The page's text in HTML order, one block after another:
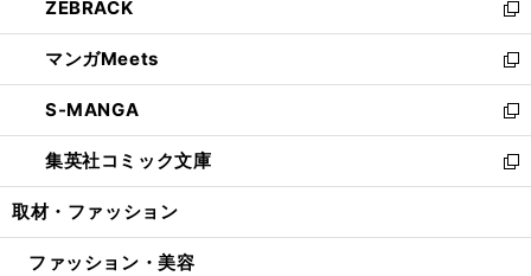
く
で
開
く
ド
ウ
で
開
く
ィ
ン
ド
ウ
で
開
く
い
ウ
ィ
ン
ド
ウ
で
開
ZEBRACK
新
し
い
ウ
ィ
ン
ド
ウ
開
マンガMeets
新
し
い
ウ
ィ
ン
ウ
S-MANGA
新
し
い
ウ
ン
集英社コミック文庫
新
し
ウ
取材・ファッション
ファッション・美容